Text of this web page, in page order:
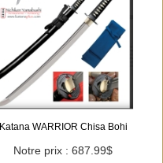
Katana WARRIOR Chisa Bohi
Notre prix : 687.99$